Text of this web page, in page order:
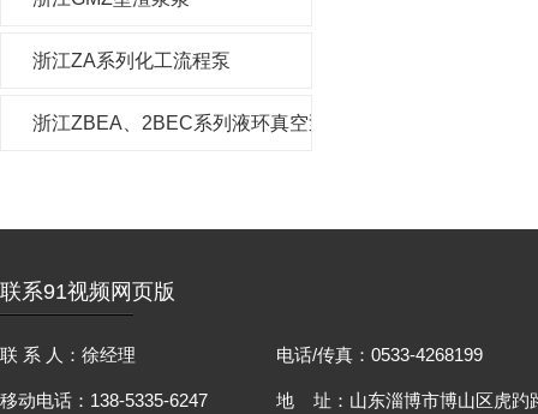
浙江ZA系列化工流程泵
浙江ZBEA、2BEC系列液环真空泵及压缩机
联系91视频网页版
联 系 人：徐经理
移动电话：138-5335-6247
电话/传真：0533-4268199
地 址：山东淄博市博山区虎趵